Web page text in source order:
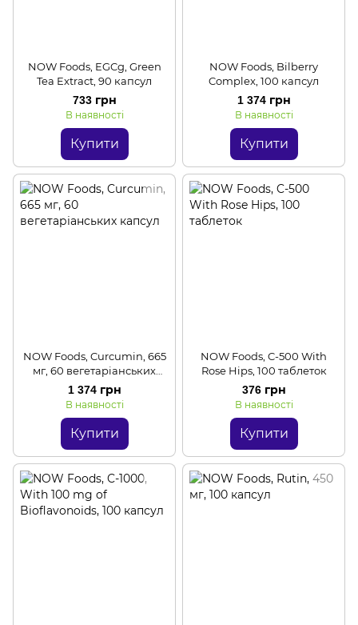
NOW Foods, EGCg, Green
Tea Extract, 90 капсул
733 грн
В наявності
Купити
NOW Foods, Bilberry
Complex, 100 капсул
1 374 грн
В наявності
Купити
NOW Foods, Curcumin, 665
мг, 60 вегетаріанських
капсул
1 374 грн
В наявності
Купити
NOW Foods, C-500 With
Rose Hips, 100 таблеток
376 грн
В наявності
Купити